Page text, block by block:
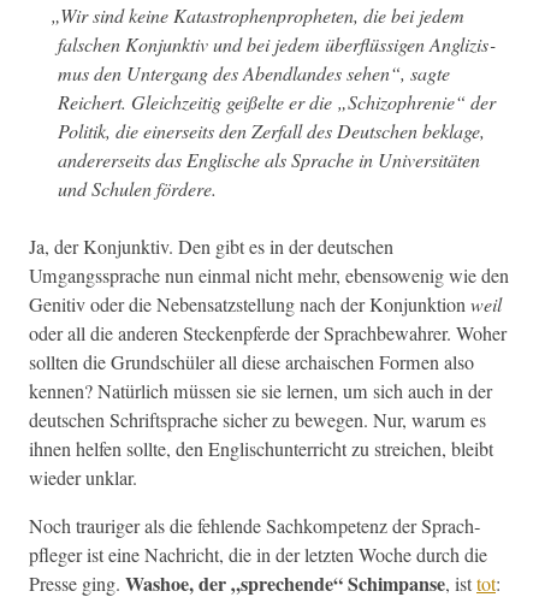
„Wir sind keine Katas­tro­phen­propheten, die bei jedem
falschen Kon­junk­tiv und bei jedem über­flüs­si­gen Anglizis­
mus den Unter­gang des Abend­lan­des sehen“, sagte
Reichert. Gle­ichzeit­ig geißelte er die „Schiz­o­phre­nie“ der
Poli­tik, die ein­er­seits den Zer­fall des Deutschen beklage,
ander­er­seits das Englis­che als Sprache in Uni­ver­sitäten
und Schulen fördere.
Ja, der Kon­junk­tiv. Den gibt es in der deutschen
Umgangssprache nun ein­mal nicht mehr, eben­sowenig wie den
Gen­i­tiv oder die Neben­satzstel­lung nach der Kon­junk­tionweil
oder all die anderen Steck­enpferde der Sprach­be­wahrer. Woher
soll­ten die Grund­schüler all diese archais­chen For­men also
ken­nen? Natür­lich müssen sie sie ler­nen, um sich auch in der
deutschen Schrift­sprache sich­er zu bewe­gen. Nur, warum es
ihnen helfen sollte, den Englis­chunter­richt zu stre­ichen, bleibt
wieder unklar.
Noch trau­riger als die fehlende Sachkom­pe­tenz der Sprach­
pfleger ist eine Nachricht, die in der let­zten Woche durch die
Presse ging. Washoe, der „sprechende“ Schim­panse, isttot: